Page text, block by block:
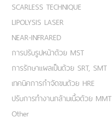
SCARLESS TECHNIQUE
LIPOLYSIS LASER
NEAR-INFRARED
การปรับรูปหน้าด้วย MST
การรักษาแผลเป็นด้วย SRT, SMT
เทคนิคการกำจัดขนด้วย HRE
ปรับการทำงานกล้ามเนื้อด้วย MMT
Other